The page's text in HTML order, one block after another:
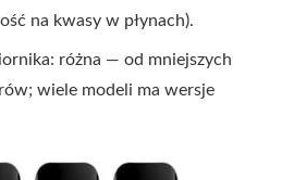
na kwasy w płynach).
różna — od mniejszych
wiele modeli ma wersje